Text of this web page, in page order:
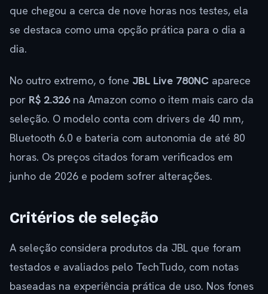
que chegou a cerca de nove horas nos testes, ela
se destaca como uma opção prática para o dia a
dia.
No outro extremo, o fone JBL Live 780NC aparece
por R$ 2.326na Amazon como o item mais caro da
seleção. O modelo conta com drivers de 40 mm,
Bluetooth 6.0 e bateria com autonomia de até 80
horas. Os preços citados foram verificados em
junho de 2026 e podem sofrer alterações.
Critérios de seleção
A seleção considera produtos da JBL que foram
testados e avaliados pelo TechTudo, com notas
baseadas na experiência prática de uso. Nos fones